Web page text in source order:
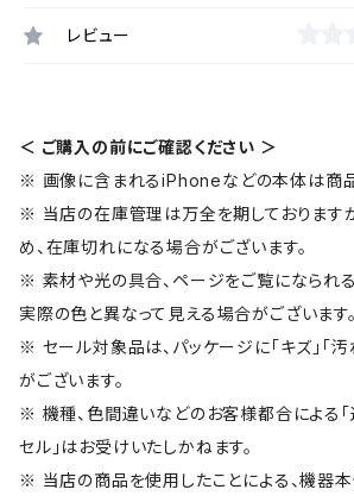
レビュー
＜ ご購入の前にご確認ください ＞
※ 画像に含まれるiPhoneなどの本体は商品
※ 当店の在庫管理は万全を期しております
め、在庫切れになる場合がございます。
※ 素材や光の具合、ページをご覧になられる
実際の色と異なって見える場合がございます。
※ セール対象品は、パッケージに「キズ」「
がございます。
※ 機種、色間違いなどのお客様都合による「返
セル」はお受けいたしかねます。
※ 当店の商品を使用したことによる、機器